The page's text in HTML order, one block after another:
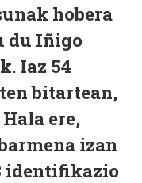
hobera
du Iñigo
Iaz 54
bitartean,
ere,
izan
identifikazio